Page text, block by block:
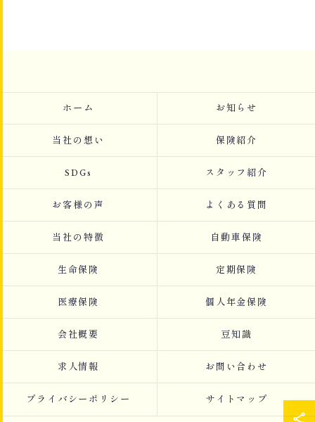
ホーム お知らせ
当社の想い 保険紹介
SDGs スタッフ紹介
お客様の声 よくある質問
当社の特徴 自動車保険
生命保険 定期保険
医療保険 個人年金保険
会社概要 豆知識
求人情報 お問い合わせ
プライバシーポリシー サイトマップ